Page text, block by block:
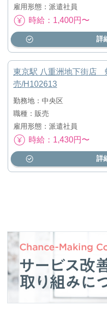
雇用形態：派遣社員
時給：1,400円〜
詳
東京駅 八重洲地下街店
売/H102613
勤務地：中央区
職種：販売
雇用形態：派遣社員
時給：1,430円〜
詳